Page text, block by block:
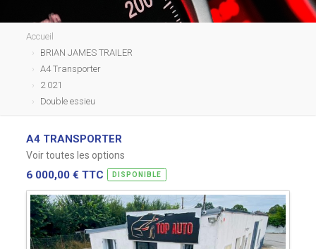
Accueil
BRIAN JAMES TRAILER
A4 Transporter
2 021
Double essieu
A4 TRANSPORTER
Voir toutes les options
6 000,00 € TTC DISPONIBLE